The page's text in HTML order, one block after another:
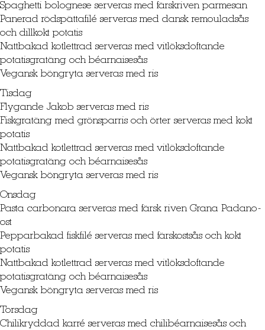
Spaghetti bolognese serveras med färskriven parmesan
Panerad rödspättafilé serveras med dansk remouladsås
och dillkokt potatis
Nattbakad kotlettrad serveras med vitlöksdoftande
potatisgratäng och béarnaisesås
Vegansk böngryta serveras med ris
Tisdag
Flygande Jakob serveras med ris
Fiskgratäng med grönsparris och örter serveras med kokt
potatis
Nattbakad kotlettrad serveras med vitlöksdoftande
potatisgratäng och béarnaisesås
Vegansk böngryta serveras med ris
Onsdag
Pasta carbonara serveras med färsk riven Grana Padano-
ost
Pepparbakad fiskfilé serveras med färskostsås och kokt
potatis
Nattbakad kotlettrad serveras med vitlöksdoftande
potatisgratäng och béarnaisesås
Vegansk böngryta serveras med ris
Torsdag
Chilikryddad karré serveras med chilibéarnaisesås och